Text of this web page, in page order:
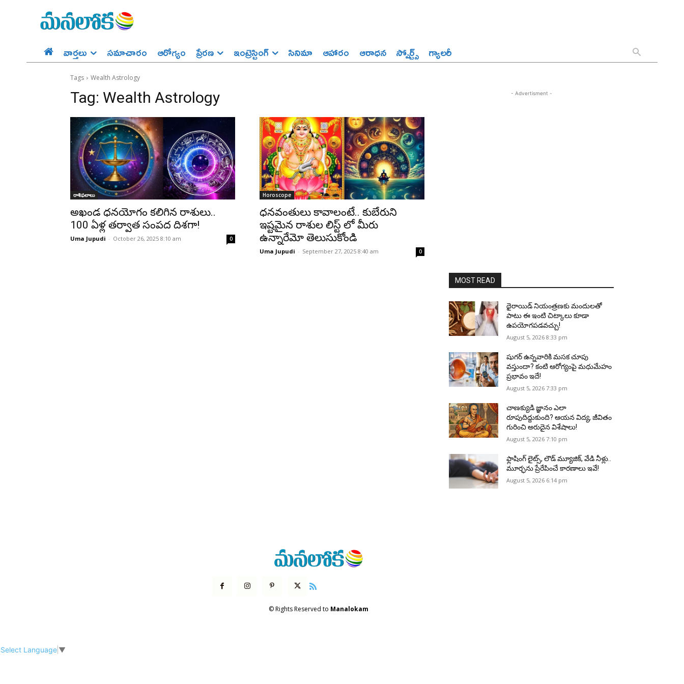
వార్తలు సమాచారం ఆరోగ్యం ప్రేర‌ణ‌ ఇంట్రెస్టింగ్‌ సినిమా ఆహారం ఆరాధన స్పోర్ట్స్‌ గ్యాలరీ
Tags Wealth Astrology
Tag: Wealth Astrology
రాశిఫలాలు
అఖండ ధనయోగం కలిగిన రాశులు..
100 ఏళ్ల తర్వాత సంపద దిశగా!
Uma Jupudi - October 26, 2025 8:10 am 0
Horoscope
ధనవంతులు కావాలంటే.. కుబేరుని
ఇష్టమైన రాశుల లిస్ట్ లో మీరు
ఉన్నారేమో తెలుసుకోండి
Uma Jupudi - September 27, 2025 8:40 am 0
- Advertisment -
MOST READ
థైరాయిడ్ నియంత్రణకు మందులతో
పాటు ఈ ఇంటి చిట్కాలు కూడా
ఉపయోగపడవచ్చు!
August 5, 2026 8:33 pm
షుగర్ ఉన్నవారికి మసక చూపు
వస్తుందా? కంటి ఆరోగ్యంపై మధుమేహం
ప్రభావం ఇదే!
August 5, 2026 7:33 pm
చాణక్యుడి జ్ఞానం ఎలా
రూపుదిద్దుకుంది? ఆయన విద్య, జీవితం
గురించి అరుదైన విశేషాలు!
August 5, 2026 7:10 pm
ఫ్లాషింగ్ లైట్స్, లౌడ్ మ్యూజిక్, వేడి నీళ్లు..
మూర్ఛను ప్రేరేపించే కారణాలు ఇవే!
August 5, 2026 6:14 pm
© Rights Reserved to Manalokam
Select Language ▼